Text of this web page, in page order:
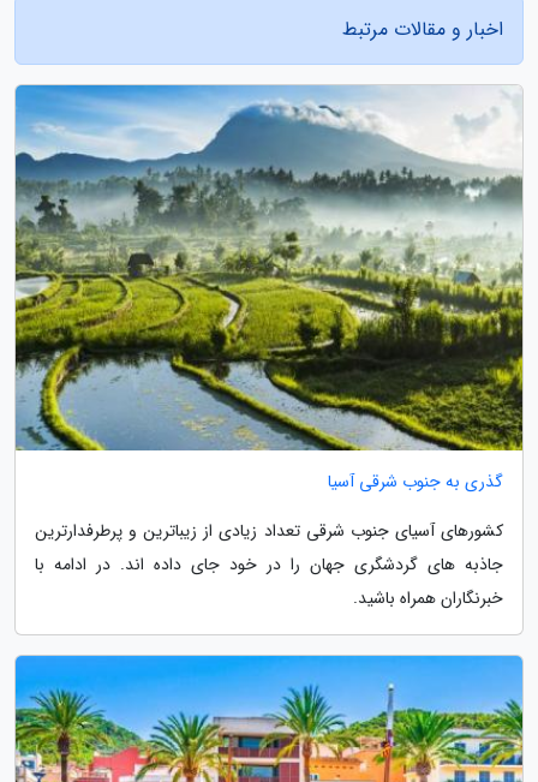
اخبار و مقالات مرتبط
گذری به جنوب شرقی آسیا
کشورهای آسیای جنوب شرقی تعداد زیادی از زیباترین و پرطرفدارترین
جاذبه های گردشگری جهان را در خود جای داده اند. در ادامه با
خبرنگاران همراه باشید.